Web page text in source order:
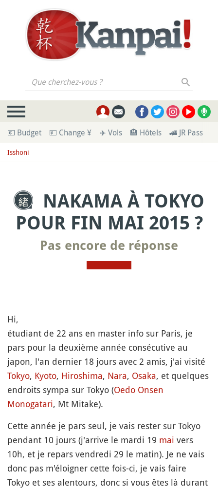
Que cherchez-vous ?
💶 Budget 💴 Change ¥ ✈️ Vols 🏨 Hôtels 🚄 JR Pass
Isshoni
NAKAMA À TOKYO
POUR FIN MAI 2015 ?
Pas encore de réponse
Hi,
étudiant de 22 ans en master info sur Paris, je
pars pour la deuxième année consécutive au
japon, l'an dernier 18 jours avec 2 amis, j'ai visité
Tokyo, Kyoto, Hiroshima, Nara, Osaka, et quelques
endroits sympa sur Tokyo (Oedo Onsen
Monogatari, Mt Mitake).
Cette année je pars seul, je vais rester sur Tokyo
pendant 10 jours (j'arrive le mardi 19 mai vers
10h, et je repars vendredi 29 le matin). Je ne vais
donc pas m'éloigner cette fois-ci, je vais faire
Tokyo et ses alentours, donc si vous êtes là durant